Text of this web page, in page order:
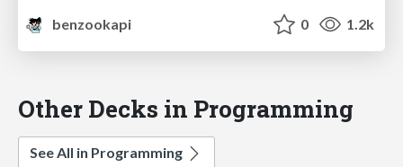
benzookapi
0 1.2k
Other Decks in Programming
See All in Programming